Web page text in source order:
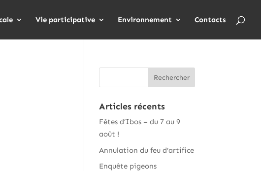
Vie participative Environnement Contacts
Articles récents
Fêtes d’Ibos – du 7 au 9
août !
Annulation du feu d’artifice
Enquête pigeons